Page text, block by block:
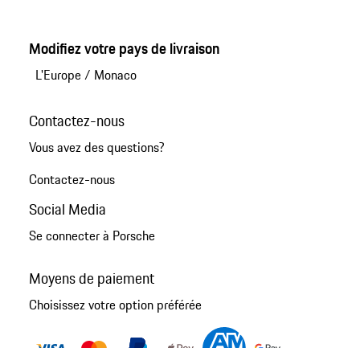
Modifiez votre pays de livraison
L'Europe/ Monaco
Contactez-nous
Vous avez des questions?
Contactez-nous
Social Media
Se connecter à Porsche
Moyens de paiement
Choisissez votre option préférée